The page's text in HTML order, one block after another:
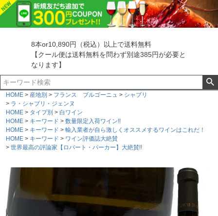
8本or10,890円（税込）以上で送料無料
【クール便は送料無料を問わず別途385円が必要と
なります】
HOME 産地別 フランス ブルゴーニュ
シャブリ
ラ・シャブリ・ジェンヌ
HOME
タイプ別
白ワイン
HOME
キーワード
数量限定入荷ワイン!!
HOME
キーワード
輸入業者が自ら激しくオススメするワインはこれだ！
HOME
キーワード
ワイン評価誌大絶賛
世界最高の評論家【ロバート・パーカー】大絶賛!!